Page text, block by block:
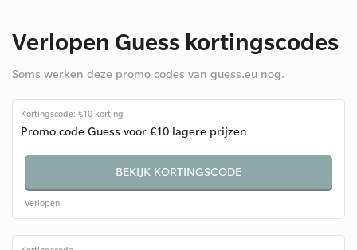
Verlopen Guess kortingscodes
Soms werken deze promo codes van guess.eu nog.
Kortingscode: €10 korting
Promo code Guess voor €10 lagere prijzen
BEKIJK KORTINGSCODE
Verlopen